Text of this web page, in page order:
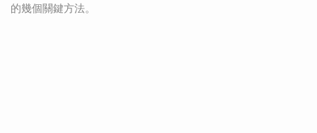
的幾個關鍵方法。